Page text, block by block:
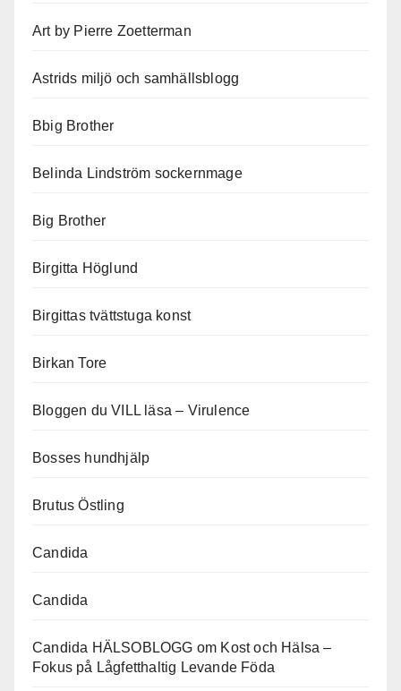
Art by Pierre Zoetterman
Astrids miljö och samhällsblogg
Bbig Brother
Belinda Lindström sockernmage
Big Brother
Birgitta Höglund
Birgittas tvättstuga konst
Birkan Tore
Bloggen du VILL läsa – Virulence
Bosses hundhjälp
Brutus Östling
Candida
Candida
Candida HÄLSOBLOGG om Kost och Hälsa –
Fokus på Lågfetthaltig Levande Föda